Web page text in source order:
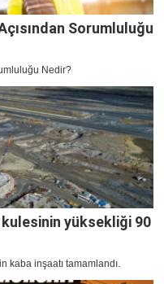
Sorumluluğu
Nedir?
kulesinin yüksekliği 90
kaba inşaatı tamamlandı.